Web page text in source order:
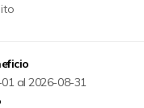
al 2026-08-31